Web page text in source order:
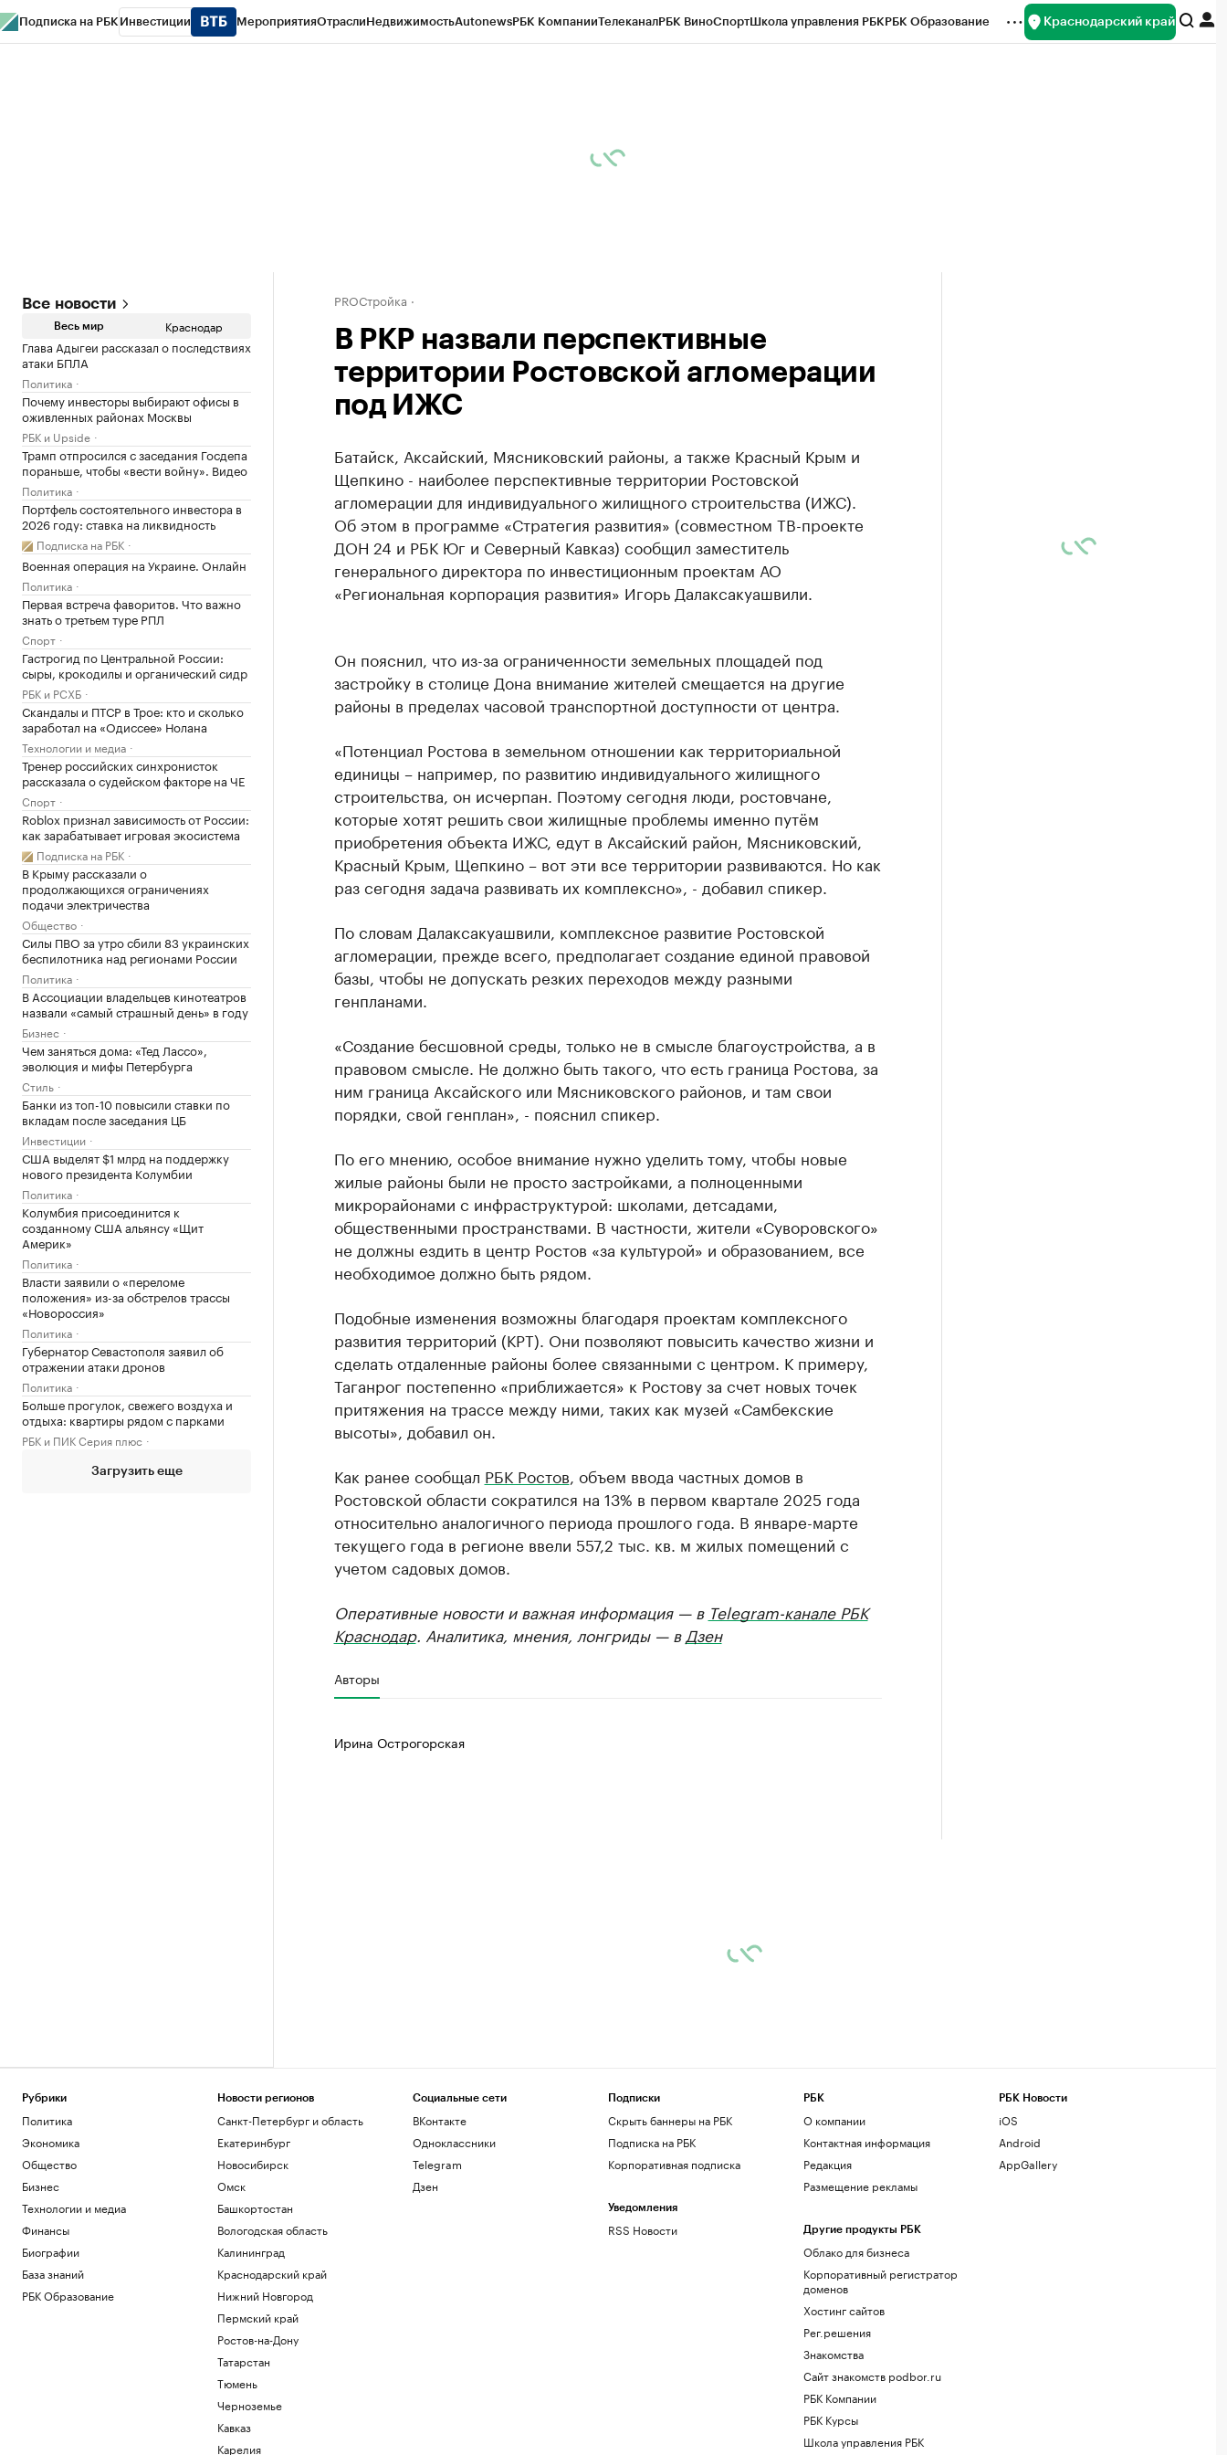
Подписка на РБК Инвестиции МероприятияОтраслиНедвижимостьAutonewsРБК КомпанииТелеканалРБК ВиноСпортШкола управления РБКРБК Образование Краснодарский край
Все новости
Весь мир Краснодар
Глава Адыгеи рассказал о последствиях
атаки БПЛА
Политика
Почему инвесторы выбирают офисы в
оживленных районах Москвы
РБК и Upside
Трамп отпросился с заседания Госдепа
пораньше, чтобы «вести войну». Видео
Политика
Портфель состоятельного инвестора в
2026 году: ставка на ликвидность
Подписка на РБК
Военная операция на Украине. Онлайн
Политика
Первая встреча фаворитов. Что важно
знать о третьем туре РПЛ
Спорт
Гастрогид по Центральной России:
сыры, крокодилы и органический сидр
РБК и РСХБ
Скандалы и ПТСР в Трое: кто и сколько
заработал на «Одиссее» Нолана
Технологии и медиа
Тренер российских синхронисток
рассказала о судейском факторе на ЧЕ
Спорт
Roblox признал зависимость от России:
как зарабатывает игровая экосистема
Подписка на РБК
В Крыму рассказали о
продолжающихся ограничениях
подачи электричества
Общество
Силы ПВО за утро сбили 83 украинских
беспилотника над регионами России
Политика
В Ассоциации владельцев кинотеатров
назвали «самый страшный день» в году
Бизнес
Чем заняться дома: «Тед Лассо»,
эволюция и мифы Петербурга
Стиль
Банки из топ-10 повысили ставки по
вкладам после заседания ЦБ
Инвестиции
США выделят $1 млрд на поддержку
нового президента Колумбии
Политика
Колумбия присоединится к
созданному США альянсу «Щит
Америк»
Политика
Власти заявили о «переломе
положения» из-за обстрелов трассы
«Новороссия»
Политика
Губернатор Севастополя заявил об
отражении атаки дронов
Политика
Больше прогулок, свежего воздуха и
отдыха: квартиры рядом с парками
РБК и ПИК Серия плюс
Загрузить еще
PROСтройка
В РКР назвали перспективные
территории Ростовской агломерации
под ИЖС
Батайск, Аксайский, Мясниковский районы, а также Красный Крым и
Щепкино - наиболее перспективные территории Ростовской
агломерации для индивидуального жилищного строительства (ИЖС).
Об этом в программе «Стратегия развития» (совместном ТВ-проекте
ДОН 24 и РБК Юг и Северный Кавказ) сообщил заместитель
генерального директора по инвестиционным проектам АО
«Региональная корпорация развития» Игорь Далаксакуашвили.
Он пояснил, что из-за ограниченности земельных площадей под
застройку в столице Дона внимание жителей смещается на другие
районы в пределах часовой транспортной доступности от центра.
«Потенциал Ростова в земельном отношении как территориальной
единицы – например, по развитию индивидуального жилищного
строительства, он исчерпан. Поэтому сегодня люди, ростовчане,
которые хотят решить свои жилищные проблемы именно путём
приобретения объекта ИЖС, едут в Аксайский район, Мясниковский,
Красный Крым, Щепкино – вот эти все территории развиваются. Но как
раз сегодня задача развивать их комплексно», - добавил спикер.
По словам Далаксакуашвили, комплексное развитие Ростовской
агломерации, прежде всего, предполагает создание единой правовой
базы, чтобы не допускать резких переходов между разными
генпланами.
«Создание бесшовной среды, только не в смысле благоустройства, а в
правовом смысле. Не должно быть такого, что есть граница Ростова, за
ним граница Аксайского или Мясниковского районов, и там свои
порядки, свой генплан», - пояснил спикер.
По его мнению, особое внимание нужно уделить тому, чтобы новые
жилые районы были не просто застройками, а полноценными
микрорайонами с инфраструктурой: школами, детсадами,
общественными пространствами. В частности, жители «Суворовского»
не должны ездить в центр Ростов «за культурой» и образованием, все
необходимое должно быть рядом.
Подобные изменения возможны благодаря проектам комплексного
развития территорий (КРТ). Они позволяют повысить качество жизни и
сделать отдаленные районы более связанными с центром. К примеру,
Таганрог постепенно «приближается» к Ростову за счет новых точек
притяжения на трассе между ними, таких как музей «Самбекские
высоты», добавил он.
Как ранее сообщал РБК Ростов , объем ввода частных домов в
Ростовской области сократился на 13% в первом квартале 2025 года
относительно аналогичного периода прошлого года. В январе-марте
текущего года в регионе ввели 557,2 тыс. кв. м жилых помещений с
учетом садовых домов.
Оперативные новости и важная информация — в Telegram-канале РБК
Краснодар. Аналитика, мнения, лонгриды — в Дзен
Авторы
Ирина Острогорская
Рубрики
Политика
Экономика
Общество
Бизнес
Технологии и медиа
Финансы
Биографии
База знаний
РБК Образование
Новости регионов
Санкт-Петербург и область
Екатеринбург
Новосибирск
Омск
Башкортостан
Вологодская область
Калининград
Краснодарский край
Нижний Новгород
Пермский край
Ростов-на-Дону
Татарстан
Тюмень
Черноземье
Кавказ
Карелия
Социальные сети
ВКонтакте
Одноклассники
Telegram
Дзен
Подписки
Скрыть баннеры на РБК
Подписка на РБК
Корпоративная подписка
Уведомления
RSS Новости
РБК
О компании
Контактная информация
Редакция
Размещение рекламы
Другие продукты РБК
Облако для бизнеса
Корпоративный регистратор
доменов
Хостинг сайтов
Рег.решения
Знакомства
Сайт знакомств podbor.ru
РБК Компании
РБК Курсы
Школа управления РБК
РБК Новости
iOS
Android
AppGallery